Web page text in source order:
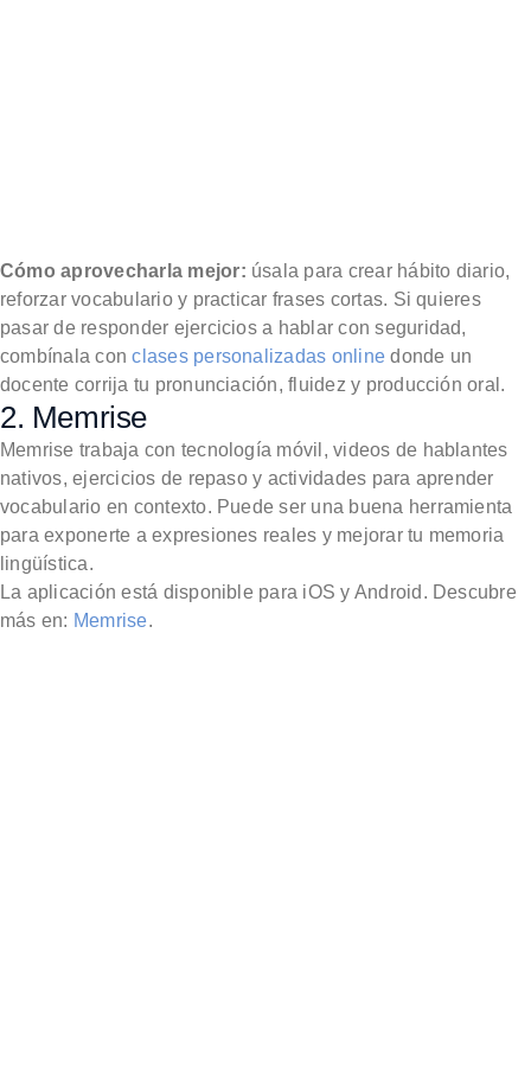
Cómo aprovecharla mejor: úsala para crear hábito diario,
reforzar vocabulario y practicar frases cortas. Si quieres
pasar de responder ejercicios a hablar con seguridad,
combínala conclases personalizadas online donde un
docente corrija tu pronunciación, fluidez y producción oral.
2. Memrise
Memrise trabaja con tecnología móvil, videos de hablantes
nativos, ejercicios de repaso y actividades para aprender
vocabulario en contexto. Puede ser una buena herramienta
para exponerte a expresiones reales y mejorar tu memoria
lingüística.
La aplicación está disponible para iOS y Android. Descubre
más en: Memrise.